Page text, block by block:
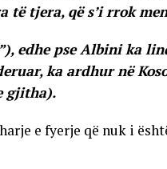
të tjera, që s’i rrok
edhe pse Albini ka
ka ardhur në
gjitha).
e fyerje që nuk i